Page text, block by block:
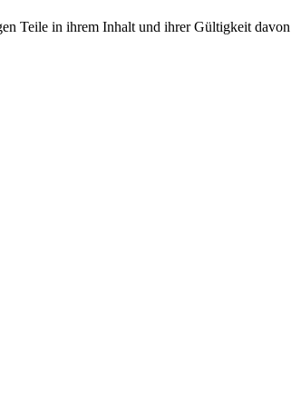
Teile in ihrem Inhalt und ihrer Gültigkeit davon